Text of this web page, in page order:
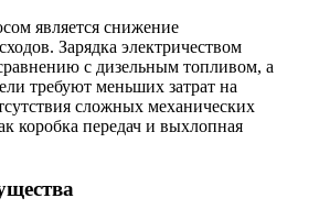
является снижение
Зарядка электричеством
с дизельным топливом, а
требуют меньших затрат на
сложных механических
коробка передач и выхлопная